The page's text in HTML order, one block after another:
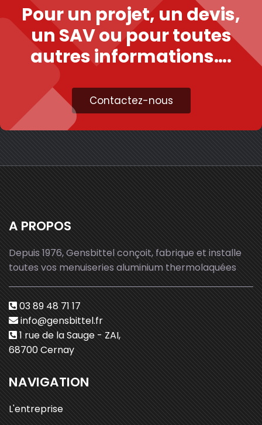
Pour un projet, un devis,
un SAV ou pour toutes
autres informations….
Contactez-nous
A PROPOS
Depuis 1976, Gensbittel conçoit, fabrique et installe
toutes vos menuiseries aluminium thermolaquées
03 89 48 71 17
info@gensbittel.fr
1 rue de la Sauge - ZAI,
68700 Cernay
NAVIGATION
L'entreprise